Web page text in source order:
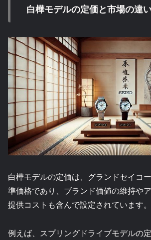
白樺モデルの定価と市場の違
白樺モデルの定価は、グランドセイコ
準価格であり、ブランド価値の維持や
提供コストも含んで設定されています。
例えば、スプリングドライブモデルの